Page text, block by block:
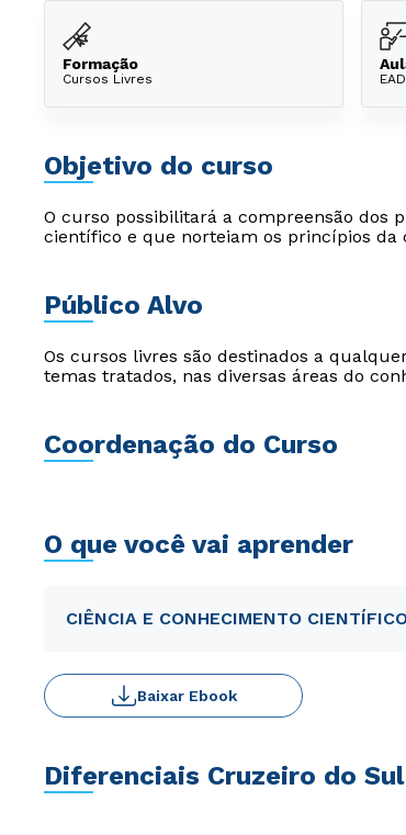
Formação
Cursos Livres
Objetivo do curso
O curso possibilitará a compreensão dos
científico e que norteiam os princípios da
Público Alvo
Os cursos livres são destinados a
temas tratados, nas diversas áreas do
Coordenação do Curso
O que você vai aprender
CIÊNCIA E CONHECIMENTO
Baixar Ebook
Diferenciais Cruzeiro do Sul